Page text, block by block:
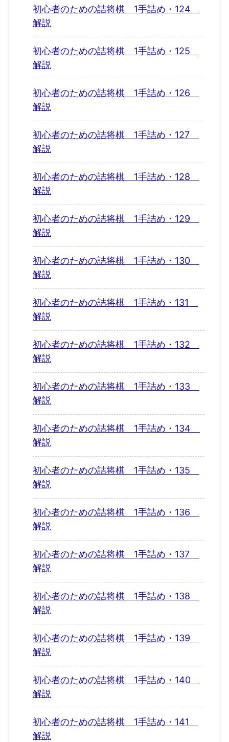
初心者のための詰将棋 1手詰め・124
解説
初心者のための詰将棋 1手詰め・125
解説
初心者のための詰将棋 1手詰め・126
解説
初心者のための詰将棋 1手詰め・127
解説
初心者のための詰将棋 1手詰め・128
解説
初心者のための詰将棋 1手詰め・129
解説
初心者のための詰将棋 1手詰め・130
解説
初心者のための詰将棋 1手詰め・131
解説
初心者のための詰将棋 1手詰め・132
解説
初心者のための詰将棋 1手詰め・133
解説
初心者のための詰将棋 1手詰め・134
解説
初心者のための詰将棋 1手詰め・135
解説
初心者のための詰将棋 1手詰め・136
解説
初心者のための詰将棋 1手詰め・137
解説
初心者のための詰将棋 1手詰め・138
解説
初心者のための詰将棋 1手詰め・139
解説
初心者のための詰将棋 1手詰め・140
解説
初心者のための詰将棋 1手詰め・141
解説